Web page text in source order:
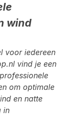
wind
voor iedereen
vind je een
professionele
om optimale
en natte
in